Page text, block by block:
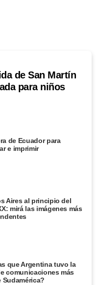
de San Martín
para niños
de Ecuador para
e imprimir
Aires al principio del
mirá las imágenes más
que Argentina tuvo la
comunicaciones más
Sudamérica?